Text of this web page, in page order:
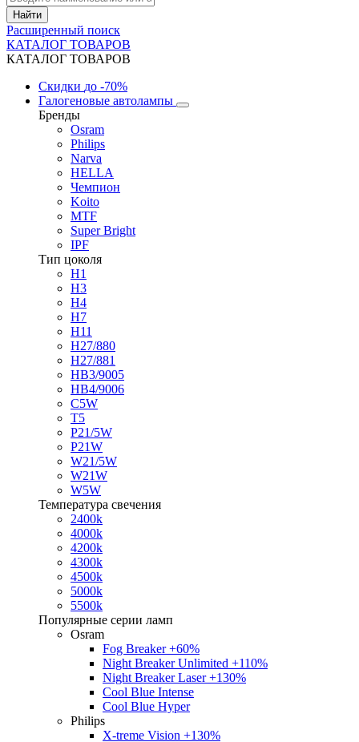
Расширенный поиск
КАТАЛОГ ТОВАРОВ
КАТАЛОГ ТОВАРОВ
Скидки до -70%
Галогеновые автолампы
Бренды
Osram
Philips
Narva
HELLA
Чемпион
Koito
MTF
Super Bright
IPF
Тип цоколя
H1
H3
H4
H7
H11
H27/880
H27/881
HB3/9005
HB4/9006
C5W
T5
P21/5W
P21W
W21/5W
W21W
W5W
Температура свечения
2400k
4000k
4200k
4300k
4500k
5000k
5500k
Популярные серии ламп
Osram
Fog Breaker +60%
Night Breaker Unlimited +110%
Night Breaker Laser +130%
Cool Blue Intense
Cool Blue Hyper
Philips
X-treme Vision +130%